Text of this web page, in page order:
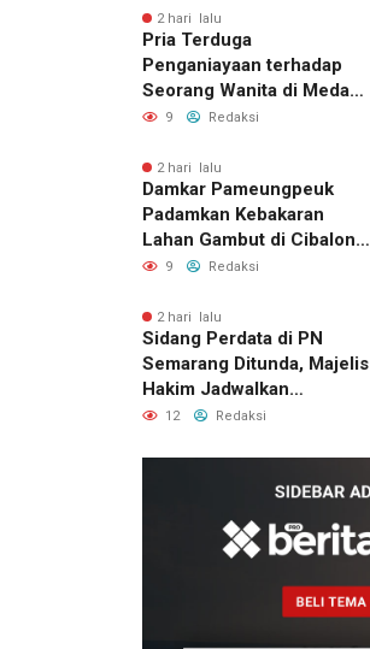
2 hari lalu
Pria Terduga
Penganiayaan terhadap
Seorang Wanita di Medan
Ditangkap Polisi
9 Redaksi
2 hari lalu
Damkar Pameungpeuk
Padamkan Kebakaran
Lahan Gambut di Cibalong,
Permukiman Warga
9 Redaksi
2 hari lalu
Sidang Perdata di PN
Semarang Ditunda, Majelis
Hakim Jadwalkan
Pemanggilan Ulang BPR
12 Redaksi